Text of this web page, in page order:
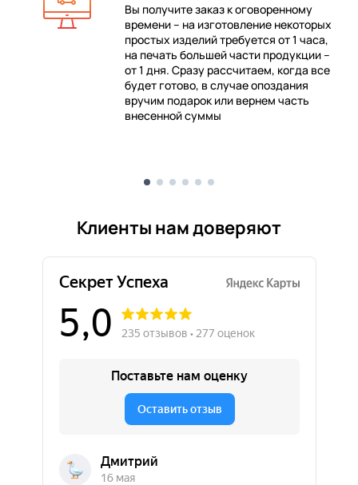
Вы получите заказ к оговоренному
времени – на изготовление некоторых
простых изделий требуется от 1 часа,
на печать большей части продукции –
от 1 дня. Сразу рассчитаем, когда все
будет готово, в случае опоздания
вручим подарок или вернем часть
внесенной суммы
Клиенты нам доверяют